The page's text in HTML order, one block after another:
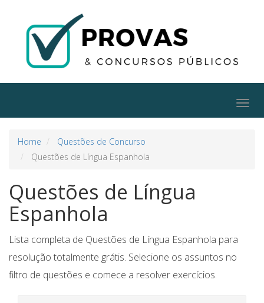
Home
Questões de Concurso
Questões de Língua Espanhola
Questões de Língua
Espanhola
Lista completa de Questões de Língua Espanhola para
resolução totalmente grátis. Selecione os assuntos no
filtro de questões e comece a resolver exercícios.